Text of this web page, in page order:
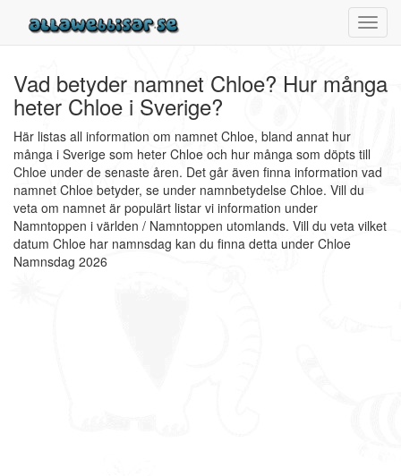
Vad betyder namnet Chloe? Hur många
heter Chloe i Sverige?
Här listas all information om namnet Chloe, bland annat hur
många i Sverige som heter Chloe och hur många som döpts till
Chloe under de senaste åren. Det går även finna information vad
namnet Chloe betyder, se under namnbetydelse Chloe. Vill du
veta om namnet är populärt listar vi information under
Namntoppen i världen / Namntoppen utomlands. Vill du veta vilket
datum Chloe har namnsdag kan du finna detta under Chloe
Namnsdag 2026